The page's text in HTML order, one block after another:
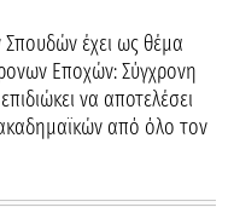
έχει ως θέμα
Εποχών: Σύγχρονη
να αποτελέσει
από όλο τον